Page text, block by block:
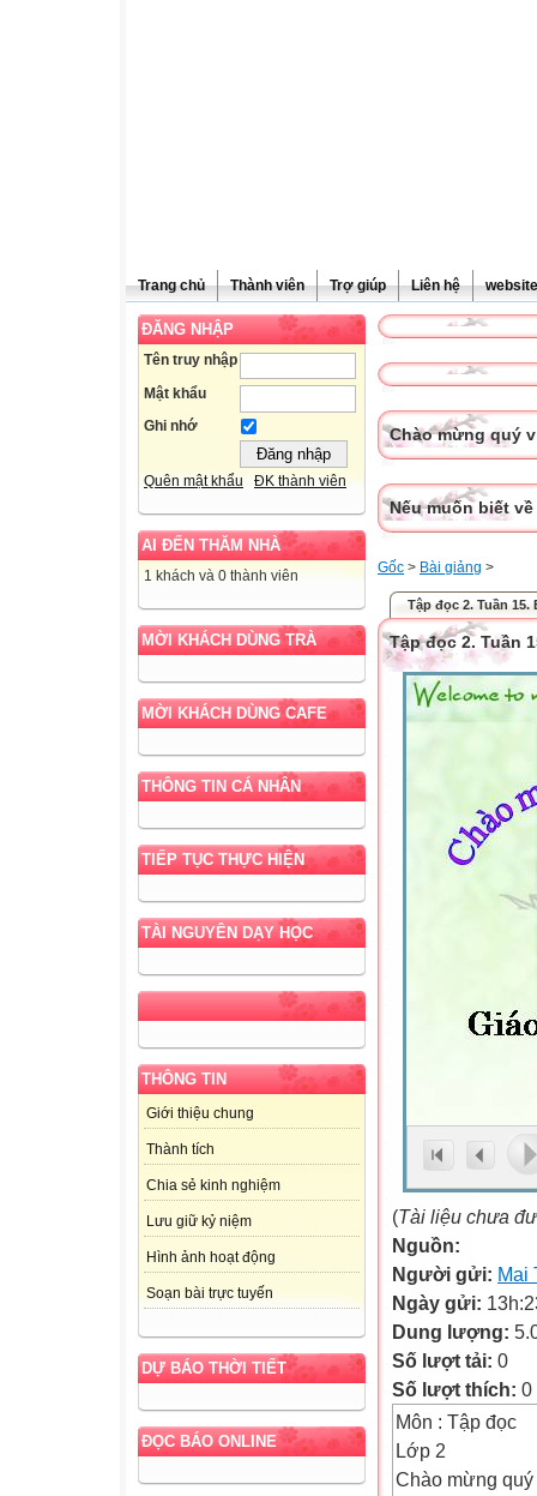
Trang chủ Thành viên Trợ giúp Liên hệ
ĐĂNG NHẬP
Tên truy nhập
Mật khẩu
Ghi nhớ
Quên mật khẩu ĐK thành viên
AI ĐẾN THĂM NHÀ
1 khách và 0 thành viên
MỜI KHÁCH DÙNG TRÀ
MỜI KHÁCH DÙNG CAFE
THÔNG TIN CÁ NHÂN
TIẾP TỤC THỰC HIỆN
TÀI NGUYÊN DẠY HỌC
THÔNG TIN
Giới thiệu chung
Thành tích
Chia sẻ kinh nghiệm
Lưu giữ kỷ niệm
Hình ảnh hoạt động
Soạn bài trực tuyến
DỰ BÁO THỜI TIẾT
ĐỌC BÁO ONLINE
Chào mừng quý
Nếu muốn biết
Gốc > Bài giảng >
Tập đọc 2. Tuần 15.
Tập đọc 2. Tuần
(Tài liệu chưa
Nguồn:
Người gửi: Mai
Ngày gửi:
Dung lượng:
Số lượt tải: 0
Số lượt thích: 0
Môn : Tập đọc
Lớp 2
Chào mừng